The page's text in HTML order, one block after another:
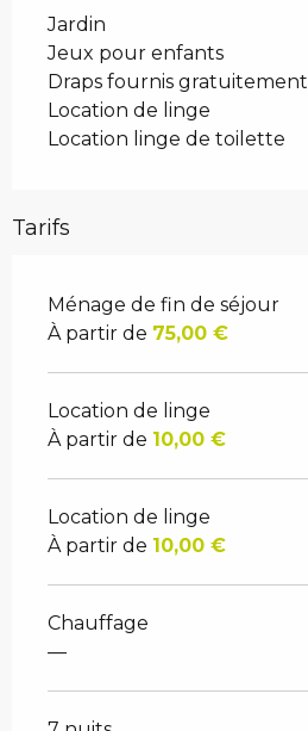
Jardin
Jeux pour enfants
Draps fournis gratuitement
Location de linge
Location linge de toilette
Tarifs
Ménage de fin de séjour
À partir de 75,00 €
Location de linge
À partir de 10,00 €
Location de linge
À partir de 10,00 €
Chauffage
—